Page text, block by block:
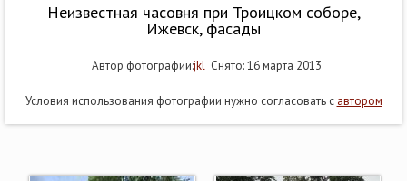
Неизвестная часовня при Троицком соборе,
Ижевск, фасады
Автор фотографии:jklСнято: 16 марта 2013
Условия использования фотографии нужно согласовать с автором